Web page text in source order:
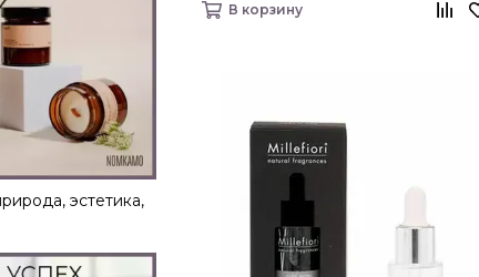
эстетика,
В корзину